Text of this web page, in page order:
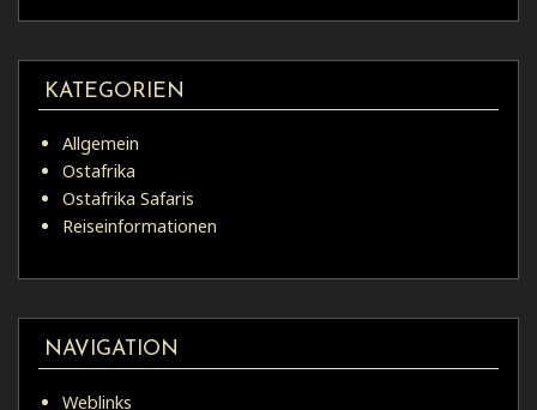
KATEGORIEN
Allgemein
Ostafrika
Ostafrika Safaris
Reiseinformationen
NAVIGATION
Weblinks